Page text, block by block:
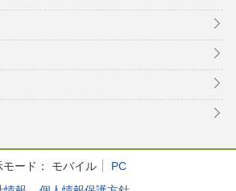
ード： モバイル
PC